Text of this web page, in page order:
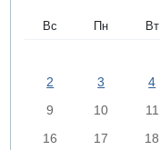
Вс Пн Вт
2
3 4
9
10 11
16
17 18